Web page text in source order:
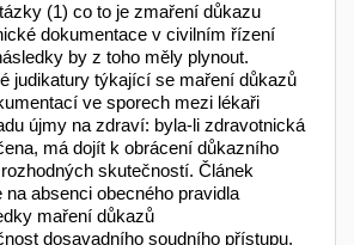
(1) co to je zmaření důkazu
dokumentace v civilním řízení
by z toho měly plynout.
judikatury týkající se maření důkazů
ve sporech mezi lékaři
újmy na zdraví: byla-li zdravotnická
má dojít k obrácení důkazního
skutečností. Článek
na absenci obecného pravidla
maření důkazů
dosavadního soudního přístupu.